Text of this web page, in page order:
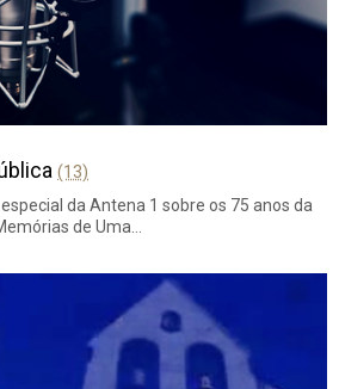
(13)
da Antena 1 sobre os 75 anos da
de Uma…